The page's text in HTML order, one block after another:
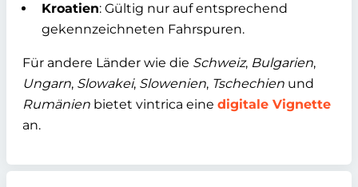
Kroatien: Gültig nur auf entsprechend
gekennzeichneten Fahrspuren.
Für andere Länder wie die Schweiz, Bulgarien,
Ungarn, Slowakei, Slowenien, Tschechien und
Rumänien bietet vintrica eine digitale Vignette
an.